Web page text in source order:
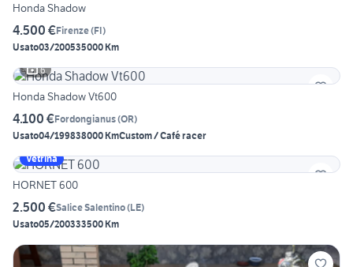
Honda Shadow
4.500 €Firenze(FI)
Usato03/200535000 Km
6
Honda Shadow Vt600
4.100 €Fordongianus(OR)
Usato04/199838000 KmCustom / Café racer
Vetrina
HORNET 600
2.500 €Salice Salentino(LE)
Usato05/200333500 Km